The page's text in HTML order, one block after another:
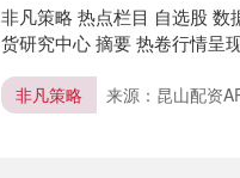
非凡策略 热点栏目 自选股 数
货研究中心 摘要 热卷行情呈
非凡策略 来源：昆山配资